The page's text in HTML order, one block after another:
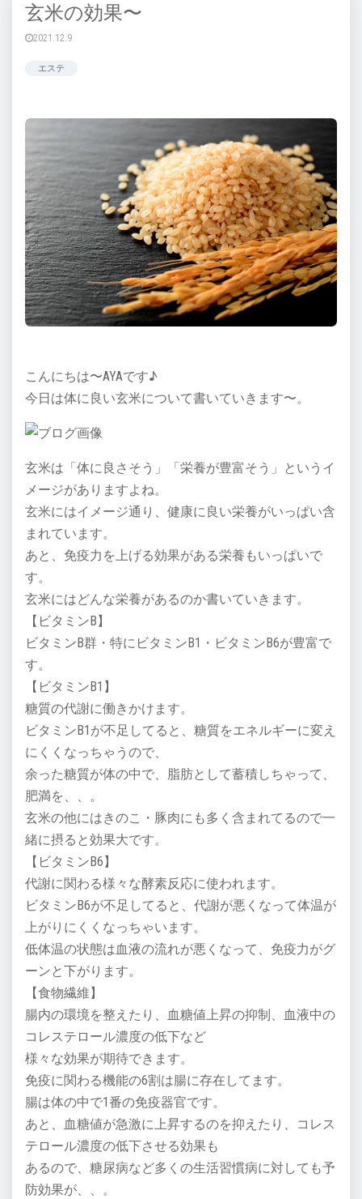
玄米の効果〜
2021.12.9
エステ
こんにちは〜AYAです♪
今日は体に良い玄米について書いていきます〜。
玄米は「体に良さそう」「栄養が豊富そう」というイ
メージがありますよね。
玄米にはイメージ通り、健康に良い栄養がいっぱい含
まれています。
あと、免疫力を上げる効果がある栄養もいっぱいで
す。
玄米にはどんな栄養があるのか書いていきます。
【ビタミンB】
ビタミンB群・特にビタミンB1・ビタミンB6が豊富で
す。
【ビタミンB1】
糖質の代謝に働きかけます。
ビタミンB1が不足してると、糖質をエネルギーに変え
にくくなっちゃうので、
余った糖質が体の中で、脂肪として蓄積しちゃって、
肥満を、、。
玄米の他にはきのこ・豚肉にも多く含まれてるので一
緒に摂ると効果大です。
【ビタミンB6】
代謝に関わる様々な酵素反応に使われます。
ビタミンB6が不足してると、代謝が悪くなって体温が
上がりにくくなっちゃいます。
低体温の状態は血液の流れが悪くなって、免疫力がグ
ーンと下がります。
【食物繊維】
腸内の環境を整えたり、血糖値上昇の抑制、血液中の
コレステロール濃度の低下など
様々な効果が期待できます。
免疫に関わる機能の6割は腸に存在してます。
腸は体の中で1番の免疫器官です。
あと、血糖値が急激に上昇するのを抑えたり、コレス
テロール濃度の低下させる効果も
あるので、糖尿病など多くの生活習慣病に対しても予
防効果が、、。